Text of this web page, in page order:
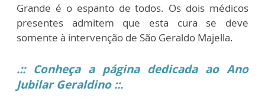
Grande é o espanto de todos. Os dois médicos
presentes admitem que esta cura se deve
somente à intervenção de São Geraldo Majella.
.:: Conheça a página dedicada ao Ano
Jubilar Geraldino ::.